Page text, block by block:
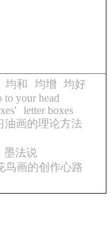
均和 均增
均好
to your head
letter boxes
油画的理论方法
墨法说
鸟画的创作心路